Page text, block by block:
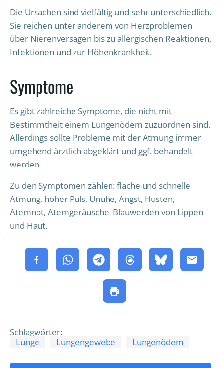
Die Ursachen sind vielfältig und sehr unterschiedlich.
Sie reichen unter anderem von Herzproblemen
über Nierenversagen bis zu allergischen Reaktionen,
Infektionen und zur Höhenkrankheit.
Symptome
Es gibt zahlreiche Symptome, die nicht mit
Bestimmtheit einem Lungenödem zuzuordnen sind.
Allerdings sollte Probleme mit der Atmung immer
umgehend ärztlich abgeklärt und ggf. behandelt
werden.
Zu den Symptomen zählen: flache und schnelle
Atmung, hoher Puls, Unuhe, Angst, Husten,
Atemnot, Atemgeräusche, Blauwerden von Lippen
und Haut.
Schlagwörter:
Lunge
Lungengewebe Lungenödem